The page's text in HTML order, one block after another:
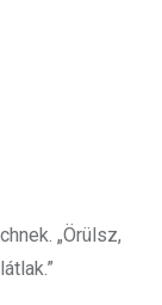
„Örülsz,